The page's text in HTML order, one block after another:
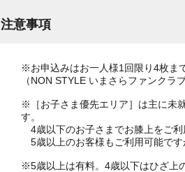
注意事項
※お申込みはお一人様1回限り4枚ま
（NON STYLE いまさらファンクラ
※［お子さま優先エリア］は主に未
す。
4歳以下のお子さまでお膝上をご利
5歳以上のお客様もご利用可能です
※5歳以上は有料。4歳以下はひざ上